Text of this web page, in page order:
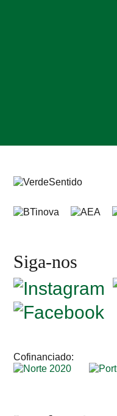
Siga-nos
Cofinanciado: